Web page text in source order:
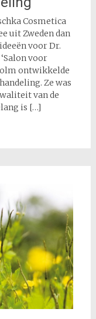
Cosmetica
uit Zweden dan
voor Dr.
voor
ontwikkelde
Ze was
van de
is […]